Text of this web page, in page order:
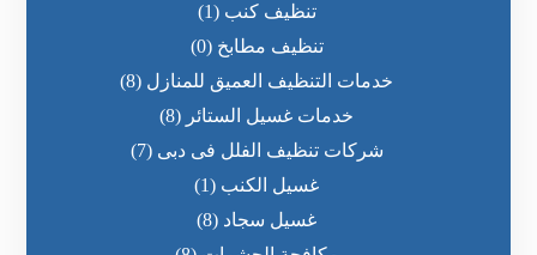
تنظيف كنب (1)
تنظيف مطابخ (0)
خدمات التنظيف العميق للمنازل (8)
خدمات غسيل الستائر (8)
شركات تنظيف الفلل فى دبى (7)
غسيل الكنب (1)
غسيل سجاد (8)